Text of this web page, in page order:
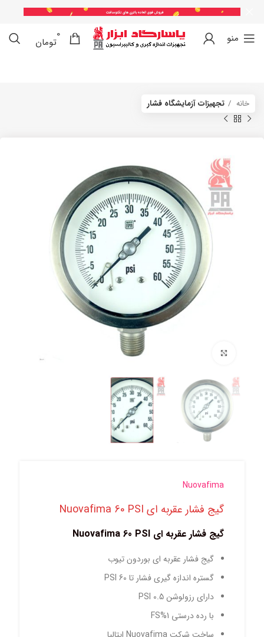
منو 0
0
تومان
خانه تجهیزات آزمایشگاه فشار
برای بزرگنمایی کلیک کنید
Nuovafima
گیج فشار عقربه ای Nuovafima 60 PSI
گیج فشار عقربه ای Nuovafima 60 PSI
گیج فشار عقربه ای بوردون تیوب
گستره اندازه گیری فشار تا 60 PSI
دارای رزولوشن 0.5 PSI
با رده درستی 1%FS